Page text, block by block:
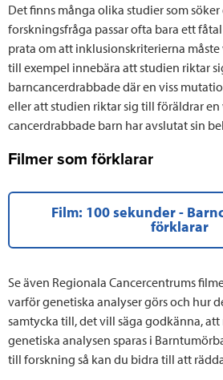
Det finns många olika studier som
forskningsfråga passar ofta bara ett
prata om att inklusionskriterierna
till exempel innebära att studien riktar
barncancerdrabbade där en viss
eller att studien riktar sig till föräldrar en
cancerdrabbade barn har avslutat sin
Filmer som förklarar
Film: 100 sekunder -
förklarar
Se även Regionala Cancercentrums
varför genetiska analyser görs och hur
samtycka till, det vill säga godkänna,
genetiska analysen sparas i
till forskning så kan du bidra till att